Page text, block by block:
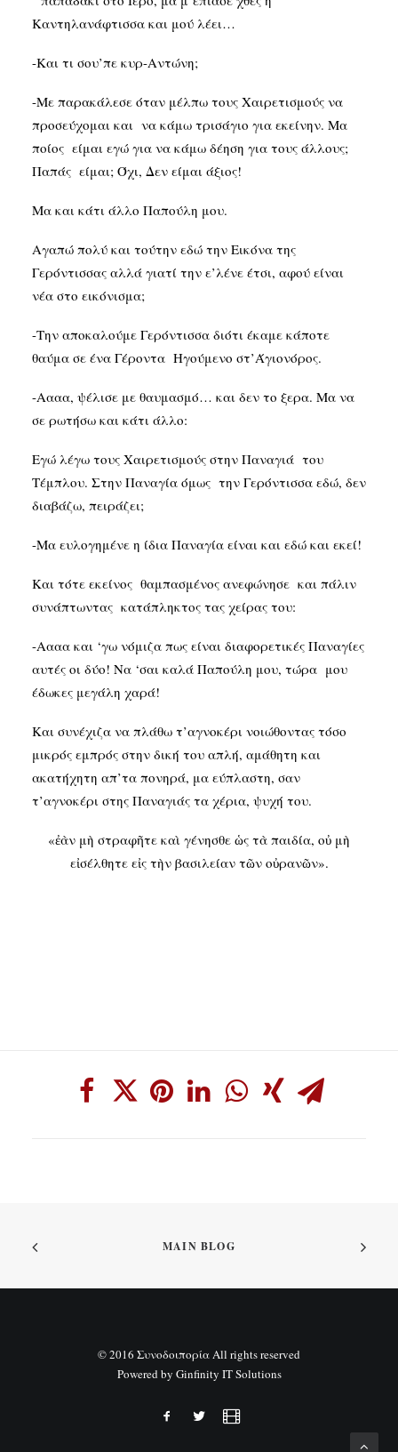
Καντηλανάφτισσα και μού λέει…
-Και τι σου’πε κυρ-Αντώνη;
-Με παρακάλεσε όταν μέλπω τους Χαιρετισμούς να
προσεύχομαι και να κάμω τρισάγιο για εκείνην. Μα
ποίος είμαι εγώ για να κάμω δέηση για τους άλλους;
Παπάς είμαι; Όχι, Δεν είμαι άξιος!
Μα και κάτι άλλο Παπούλη μου.
Αγαπώ πολύ και τούτην εδώ την Εικόνα της
Γερόντισσας αλλά γιατί την ε’λένε έτσι, αφού είναι
νέα στο εικόνισμα;
-Την αποκαλούμε Γερόντισσα διότι έκαμε κάποτε
θαύμα σε ένα Γέροντα Ηγούμενο στ’Άγιονόρος.
-Αααα, ψέλισε με θαυμασμό… και δεν το ξερα. Μα να
σε ρωτήσω και κάτι άλλο:
Εγώ λέγω τους Χαιρετισμούς στην Παναγιά του
Τέμπλου. Στην Παναγία όμως την Γερόντισσα εδώ, δεν
διαβάζω, πειράζει;
-Μα ευλογημένε η ίδια Παναγία είναι και εδώ και εκεί!
Και τότε εκείνος θαμπασμένος ανεφώνησε και πάλιν
συνάπτωντας κατάπληκτος τας χείρας του:
-Αααα και ‘γω νόμιζα πως είναι διαφορετικές Παναγίες
αυτές οι δύο! Να ‘σαι καλά Παπούλη μου, τώρα μου
έδωκες μεγάλη χαρά!
Και συνέχιζα να πλάθω τ’αγνοκέρι νοιώθοντας τόσο
μικρός εμπρός στην δική του απλή, αμάθητη και
ακατήχητη απ’τα πονηρά, μα εύπλαστη, σαν
τ’αγνοκέρι στης Παναγιάς τα χέρια, ψυχή του.
«ἐὰν μὴ στραφῆτε καὶ γένησθε ὡς τὰ παιδία, οὐ μὴ
εἰσέλθητε εἰς τὴν βασιλείαν τῶν οὐρανῶν».
MAIN BLOG
© 2016 Συνοδοιπορία All rights reserved
Powered by Ginfinity IT Solutions